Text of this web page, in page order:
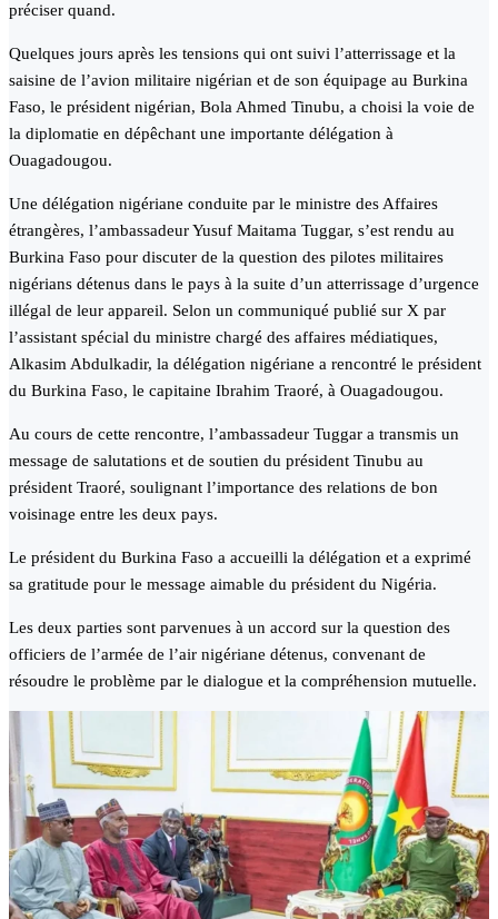
préciser quand.
Quelques jours après les tensions qui ont suivi l’atterrissage et la
saisine de l’avion militaire nigérian et de son équipage au Burkina
Faso, le président nigérian, Bola Ahmed Tinubu, a choisi la voie de
la diplomatie en dépêchant une importante délégation à
Ouagadougou.
Une délégation nigériane conduite par le ministre des Affaires
étrangères, l’ambassadeur Yusuf Maitama Tuggar, s’est rendu au
Burkina Faso pour discuter de la question des pilotes militaires
nigérians détenus dans le pays à la suite d’un atterrissage d’urgence
illégal de leur appareil. Selon un communiqué publié sur X par
l’assistant spécial du ministre chargé des affaires médiatiques,
Alkasim Abdulkadir, la délégation nigériane a rencontré le président
du Burkina Faso, le capitaine Ibrahim Traoré, à Ouagadougou.
Au cours de cette rencontre, l’ambassadeur Tuggar a transmis un
message de salutations et de soutien du président Tinubu au
président Traoré, soulignant l’importance des relations de bon
voisinage entre les deux pays.
Le président du Burkina Faso a accueilli la délégation et a exprimé
sa gratitude pour le message aimable du président du Nigéria.
Les deux parties sont parvenues à un accord sur la question des
officiers de l’armée de l’air nigériane détenus, convenant de
résoudre le problème par le dialogue et la compréhension mutuelle.